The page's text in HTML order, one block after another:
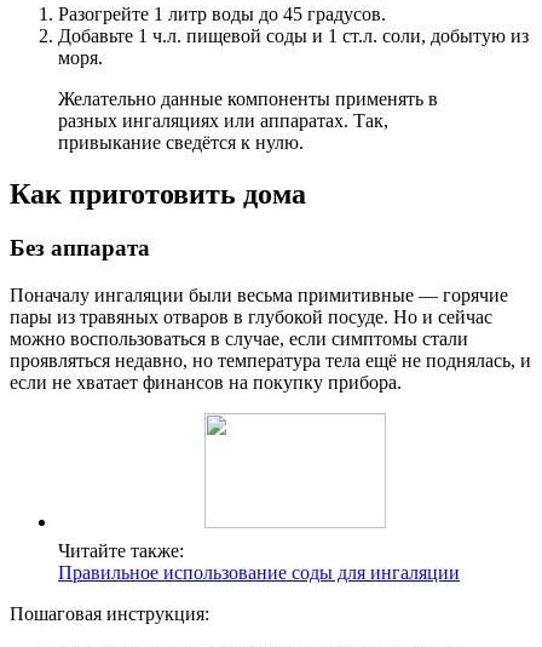
Разогрейте 1 литр воды до 45 градусов.
Добавьте 1 ч.л. пищевой соды и 1 ст.л. соли, добытую из
моря.
Желательно данные компоненты применять в
разных ингаляциях или аппаратах. Так,
привыкание сведётся к нулю.
Как приготовить дома
Без аппарата
Поначалу ингаляции были весьма примитивные — горячие
пары из травяных отваров в глубокой посуде. Но и сейчас
можно воспользоваться в случае, если симптомы стали
проявляться недавно, но температура тела ещё не поднялась, и
если не хватает финансов на покупку прибора.
Читайте также:
Правильное использование соды для ингаляции
Пошаговая инструкция: